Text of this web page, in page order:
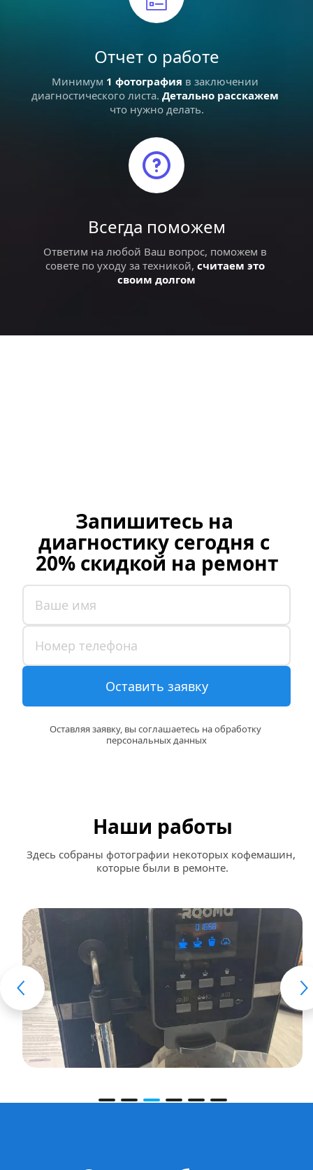
Отчет о работе
Минимум 1 фотография в заключении
диагностического листа. Детально расскажем
что нужно делать.
Всегда поможем
Ответим на любой Ваш вопрос, поможем в
совете по уходу за техникой, считаем это
своим долгом
Запишитесь на
диагностику сегодня с
20% скидкой на ремонт
Оставить заявку
Оставляя заявку, вы соглашаетесь на обработку
персональных данных
Наши работы
Здесь собраны фотографии некоторых кофемашин,
которые были в ремонте.